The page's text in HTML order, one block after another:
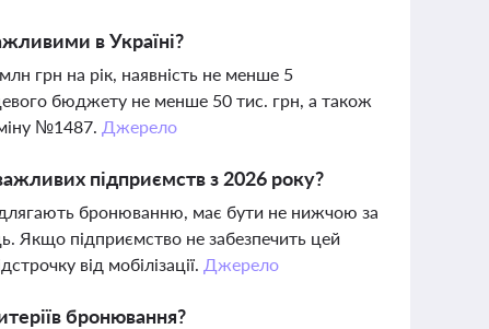
в Україні?
грн на рік, наявність не менше 5
бюджету не менше 50 тис. грн, а також
№1487. Джерело
підприємств з 2026 року?
бронюванню, має бути не нижчою за
Якщо підприємство не забезпечить цей
від мобілізації. Джерело
бронювання?